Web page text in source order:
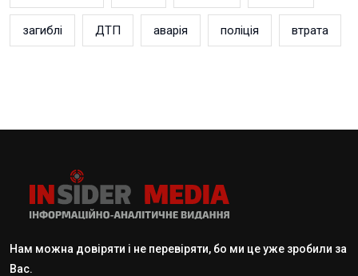
загиблі ДТП аварія поліція втрата
Нам можна довіряти і не перевіряти, бо ми це уже зробили за
Вас.